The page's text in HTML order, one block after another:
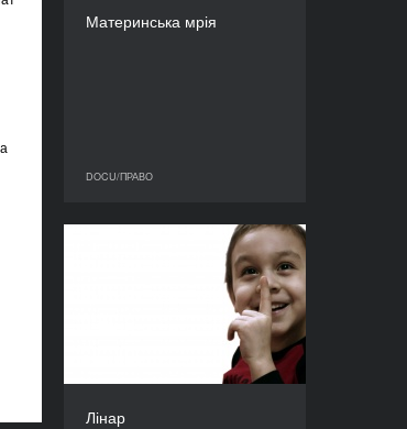
Материнська мрія
DOCU/ПРАВО
Лінар
Лінар
РІК
2013
КРАЇНА
Росія, Італія
РЕЖИСЕР/-КА